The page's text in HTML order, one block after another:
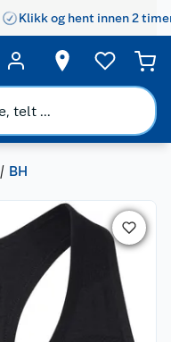
Klikk og hent innen 2
BH